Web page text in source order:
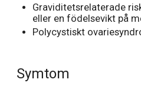
Graviditetsrelaterade
eller en födelsevikt på
Polycystiskt
Symtom